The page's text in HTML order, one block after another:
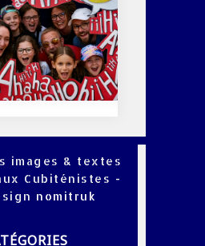
images & textes
Cubiténistes -
nomitruk